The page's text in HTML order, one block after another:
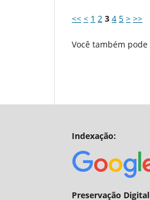
<< < 1 2 3 4 5 > >>
Você também pode
Indexação:
Preservação Digital